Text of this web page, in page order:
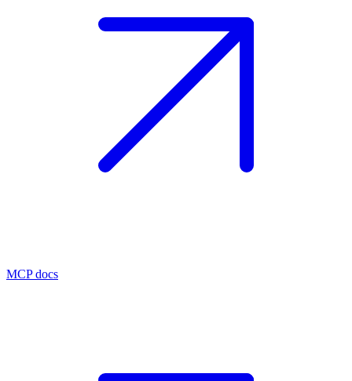
MCP docs